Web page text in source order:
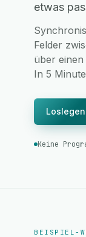
etwas
Felder
über
In 5
Loslegen
Keine
BEISPIEL-